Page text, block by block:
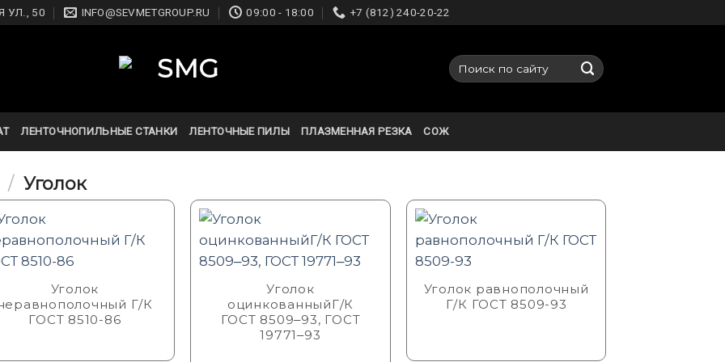
УЛ., 50 INFO@SEVMETGROUP.RU 09:00 - 18:00 +7 (812) 240-20-22
Искать:
ЛЕНТОЧНОПИЛЬНЫЕ СТАНКИ ЛЕНТОЧНЫЕ ПИЛЫ ПЛАЗМЕННАЯ РЕЗКА СОЖ
/ Уголок
Уголок
Г/К
ГОСТ 8510-86
Уголок
оцинкованныйГ/К
ГОСТ 8509‒93, ГОСТ
19771‒93
Уголок равнополочный
Г/К ГОСТ 8509-93